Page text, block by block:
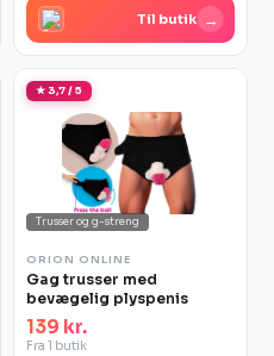
Til butik →
★ 3,7 / 5
Trusser og g-streng
ORION ONLINE
Gag trusser med
bevægelig plyspenis
139 kr.
Fra 1 butik